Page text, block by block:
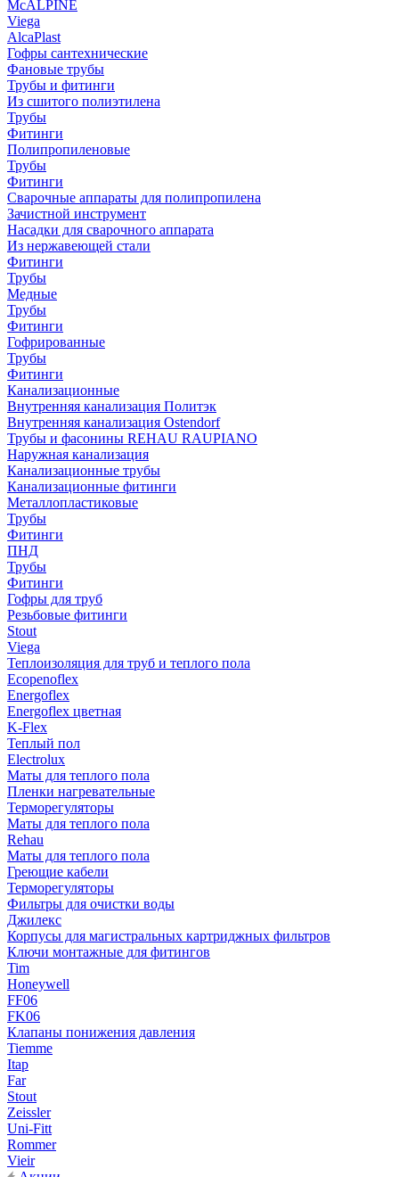
McALPINE
Viega
AlcaPlast
Гофры сантехнические
Фановые трубы
Трубы и фитинги
Из сшитого полиэтилена
Трубы
Фитинги
Полипропиленовые
Трубы
Фитинги
Сварочные аппараты для полипропилена
Зачистной инструмент
Насадки для сварочного аппарата
Из нержавеющей стали
Фитинги
Трубы
Медные
Трубы
Фитинги
Гофрированные
Трубы
Фитинги
Канализационные
Внутренняя канализация Политэк
Внутренняя канализация Ostendorf
Трубы и фасонины REHAU RAUPIANO
Наружная канализация
Канализационные трубы
Канализационные фитинги
Металлопластиковые
Трубы
Фитинги
ПНД
Трубы
Фитинги
Гофры для труб
Резьбовые фитинги
Stout
Viega
Теплоизоляция для труб и теплого пола
Ecopenoflex
Energoflex
Energoflex цветная
K-Flex
Теплый пол
Electrolux
Маты для теплого пола
Пленки нагревательные
Терморегуляторы
Маты для теплого пола
Rehau
Маты для теплого пола
Греющие кабели
Терморегуляторы
Фильтры для очистки воды
Джилекс
Корпусы для магистральных картриджных фильтров
Ключи монтажные для фитингов
Tim
Honeywell
FF06
FK06
Клапаны понижения давления
Tiemme
Itap
Far
Stout
Zeissler
Uni-Fitt
Rommer
Vieir